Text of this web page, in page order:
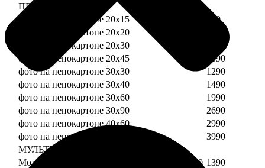
ПЕНОКАРТОН
фото на пенокартоне 20х15
690
фото на пенокартоне 20х20
фото на пенокартоне 20х30
фото на пенокартоне 20х45
1090
фото на пенокартоне 30х30
1290
фото на пенокартоне 30х40
1490
фото на пенокартоне 30х60
1990
фото на пенокартоне 30х90
2690
фото на пенокартоне 40х60
2990
фото на пенокартоне 50х70
3990
МУЛЬТИПЕНОКАРТОН
Модульный пенокартон из двух частей 20х20 1390